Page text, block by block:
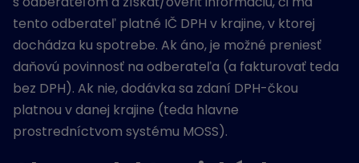
tento odberateľ platné IČ DPH v krajine, v ktorej
dochádza ku spotrebe. Ak áno, je možné preniesť
daňovú povinnosť na odberateľa (a fakturovať teda
bez DPH). Ak nie, dodávka sa zdaní DPH-čkou
platnou v danej krajine (teda hlavne
prostredníctvom systému MOSS).